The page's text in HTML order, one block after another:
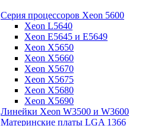
Серия процессоров Xeon 5600
Xeon L5640
Xeon E5645 и E5649
Xeon X5650
Xeon X5660
Xeon X5670
Xeon X5675
Xeon X5680
Xeon X5690
Линейки Xeon W3500 и W3600
Материнские платы LGA 1366